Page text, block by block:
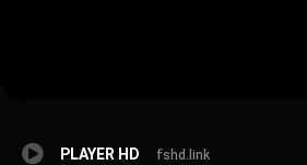
PLAYER HD fshd.link